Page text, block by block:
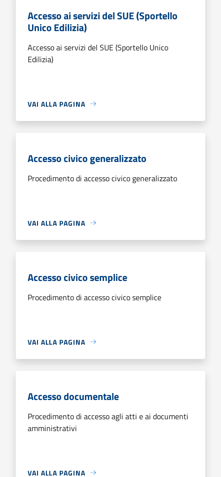
Accesso ai servizi del SUE (Sportello
Unico Edilizia)
Accesso ai servizi del SUE (Sportello Unico
Edilizia)
VAI ALLA PAGINA
Accesso civico generalizzato
Procedimento di accesso civico generalizzato
VAI ALLA PAGINA
Accesso civico semplice
Procedimento di accesso civico semplice
VAI ALLA PAGINA
Accesso documentale
Procedimento di accesso agli atti e ai documenti
amministrativi
VAI ALLA PAGINA